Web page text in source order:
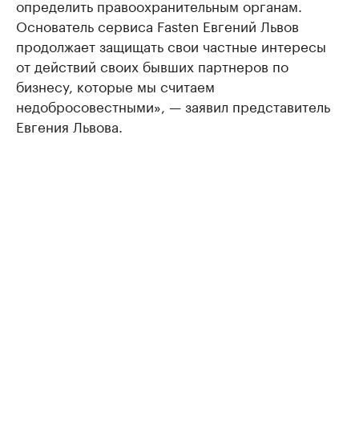
определить правоохранительным органам.
Основатель сервиса Fasten Евгений Львов
продолжает защищать свои частные интересы
от действий своих бывших партнеров по
бизнесу, которые мы считаем
недобросовестными», — заявил представитель
Евгения Львова.